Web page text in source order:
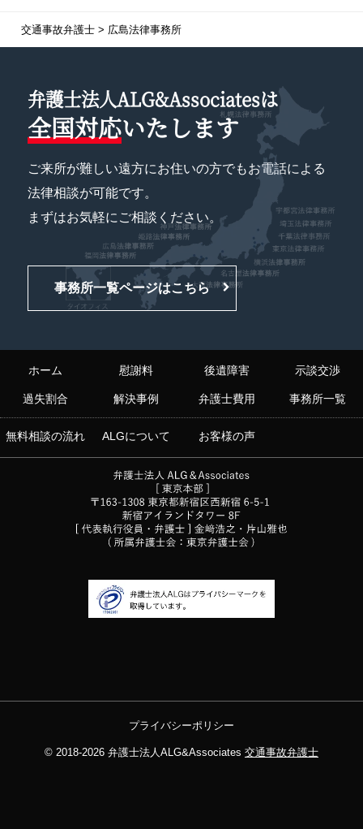
交通事故弁護士> 広島法律事務所
弁護士法人ALG&Associatesは
全国対応いたします
ご来所が難しい遠方にお住いの方でもお電話による
法律相談が可能です。
まずはお気軽にご相談ください。
事務所一覧ページはこちら
ホーム 慰謝料 後遺障害 示談交渉
過失割合 解決事例 弁護士費用 事務所一覧
無料相談の流れ ALGについて お客様の声
プライバシーポリシー
© 2018-2026 弁護士法人ALG&Associates 交通事故弁護士